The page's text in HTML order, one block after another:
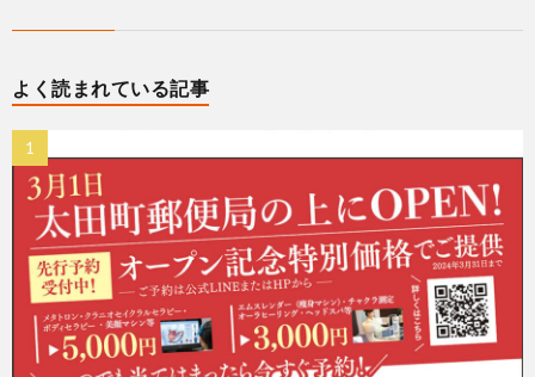
よく読まれている記事